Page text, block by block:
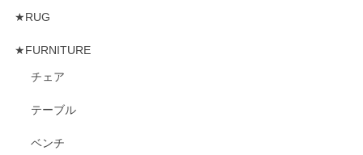
★RUG
★FURNITURE
チェア
テーブル
ベンチ